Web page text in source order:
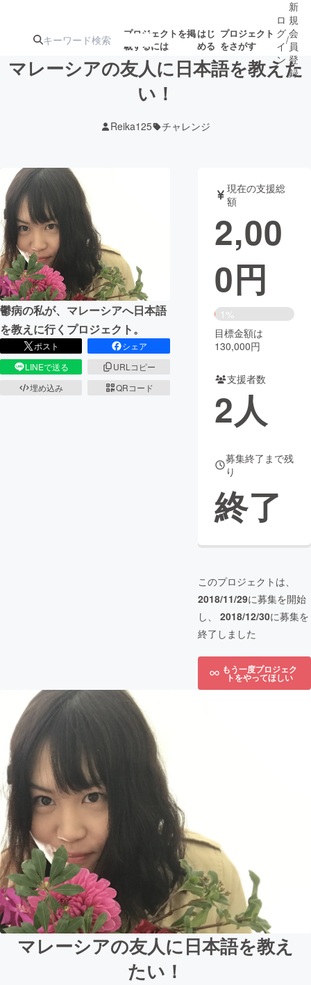
プロジェクトを掲
載するには
はじ
める
プロジェクト
をさがす
ジェクト
ロジェクト
アート・写真 音楽
テクノロジー・ガジェット ゲーム・サ
映像・映画 書籍・雑誌
ビジネス・起業 チャレンジ
まちづくり・地域活性化
CAMPFIRE for Social Good
CAMPFIRE Creation
コミュニティ
ロ
グ
イ
ン
/
新
規
会
員
登
録
マレーシアの友人に日本語を教えた
い！
Reika125 チャレンジ
鬱病の私が、マレーシアへ日本語
を教えに行くプロジェクト。
ポスト
シェア
LINEで送る
URLコピー
埋め込み
QRコード
現在の支援総
額
2,00
0円
1%
目標金額は
130,000円
支援者数
2人
募集終了まで残
り
終了
このプロジェクトは、
2018/11/29に募集を開始
し、 2018/12/30に募集を
終了しました
もう一度プロジェク
トをやってほしい
マレーシアの友人に日本語を教え
たい！